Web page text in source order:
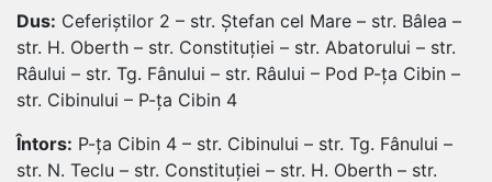
Dus: Ceferiștilor 2 – str. Ștefan cel Mare – str. Bâlea –
str. H. Oberth – str. Constituției – str. Abatorului – str.
Râului – str. Tg. Fânului – str. Râului – Pod P-ța Cibin –
str. Cibinului – P-ța Cibin 4
Întors: P-ța Cibin 4 – str. Cibinului – str. Tg. Fânului –
str. N. Teclu – str. Constituției – str. H. Oberth – str.